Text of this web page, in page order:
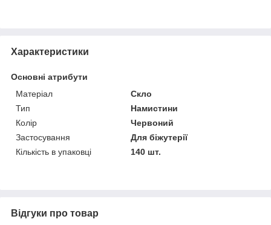
Характеристики
Основні атрибути
Матеріал
Скло
Тип
Намистини
Колір
Червоний
Застосування
Для біжутерії
Кількість в упаковці
140 шт.
Відгуки про товар